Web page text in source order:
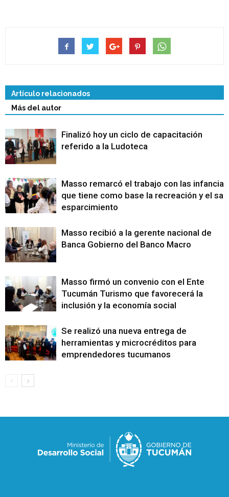
Artículo relacionados
Más del autor
Finalizó hoy un ciclo de capacitación
referido a la Ludoteca
Masso remarcó el trabajo con las infancias
que tiene como base la recreación y el
esparcimiento
Masso recibió a la gerente nacional de
Banca Gobierno del Banco Macro
Masso firmó un convenio con el Ente
Tucumán Turismo que favorecerá la
inclusión y la economía social
Se realizó una nueva entrega de
herramientas y microcréditos para
emprendedores tucumanos